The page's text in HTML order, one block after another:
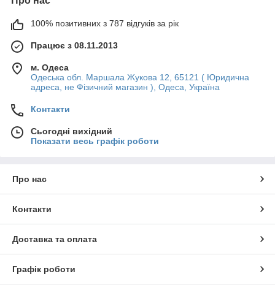
100% позитивних з 787 відгуків за рік
Працює з 08.11.2013
м. Одеса
Одеська обл. Маршала Жукова 12, 65121 ( Юридична
адреса, не Фізичний магазин ), Одеса, Україна
Контакти
Сьогодні вихідний
Показати весь графік роботи
Про нас
Контакти
Доставка та оплата
Графік роботи